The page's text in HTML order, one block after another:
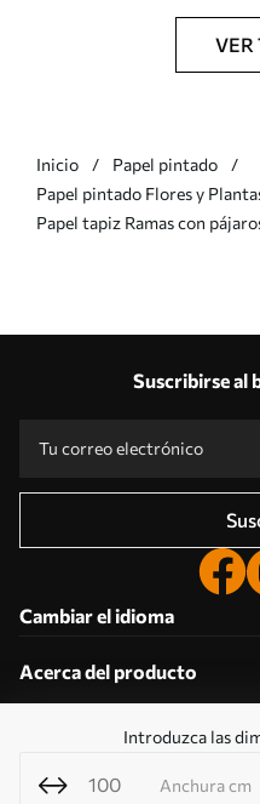
Introduzca las
Anchura cm
VER
Inicio
Papel pintado
Papel pintado Flores y
Papel tapiz Ramas con
Suscribirse al
Cambiar el idioma
Acerca del producto
Acerca de la empresa